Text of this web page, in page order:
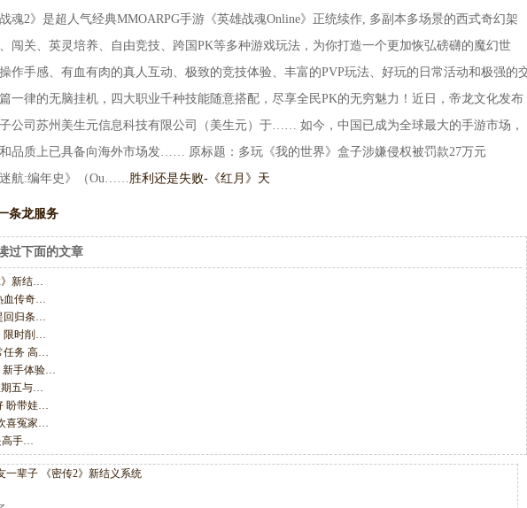
魂2》是超人气经典MMOARPG手游《英雄战魂Online》正统续作, 多副本多场景的西式奇幻架
闯关、英灵培养、自由竞技、跨国PK等多种游戏玩法，为你打造一个更加恢弘磅礴的魔幻世
作手感、有血有肉的真人互动、极致的竞技体验、丰富的PVP玩法、好玩的日常活动和极强的
一律的无脑挂机，四大职业千种技能随意搭配，尽享全民PK的无穷魅力！近日，帝龙文化发布
公司苏州美生元信息科技有限公司（美生元）于…… 如今，中国已成为全球最大的手游市场，
品质上已具备向海外市场发…… 原标题：多玩《我的世界》盒子涉嫌侵权被罚款27万元
航:编年史》（Ou……胜利还是失败-《红月》天
条龙服务
过下面的文章
》新结…
血传奇…
回归条…
限时削…
任务 高…
新手体验…
期五与…
盼带娃…
喜冤家…
高手…
一辈子 《密传2》新结义系统